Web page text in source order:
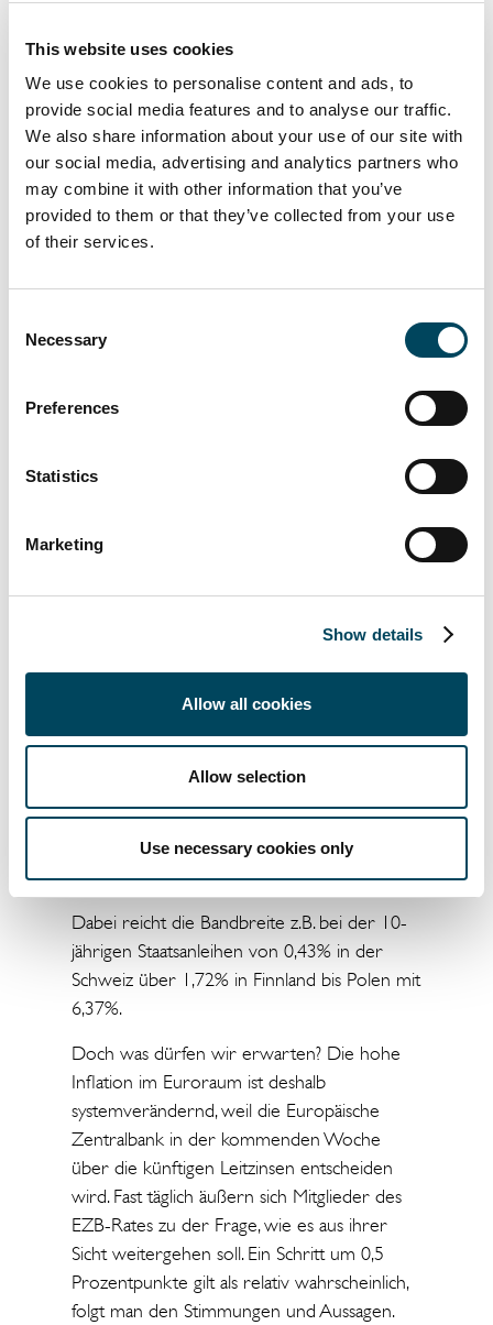
This website uses cookies
We use cookies to personalise content and ads, to
provide social media features and to analyse our traffic.
We also share information about your use of our site with
our social media, advertising and analytics partners who
may combine it with other information that you’ve
provided to them or that they’ve collected from your use
of their services.
Selection
Necessary
Preferences
Statistics
Marketing
Show details
Allow all cookies
Allow selection
Use necessary cookies only
Markt Kreditfonds zu einem immer
geworden sind. Auch hier brechen
die traditionellen Strukturen weiter
auf.
In der aktuellen Ausgabe des Catella Finance
Focus möchte wir auch einen Überblick
„Catella Ländern“ anhand der Indikatoren
Zinssatz Staatsanleihe 10 J. year-to-
year Veränderung in Basispunkten:
Durchschnitt ausgewählte „Catella
Länder“: 203 Bps (Gesamter
Dabei reicht die Bandbreite z.B. bei der 10-
jährigen Staatsanleihen von 0,43% in der
Schweiz über 1,72% in Finnland bis Polen mit
6,37%.
Doch was dürfen wir erwarten? Die hohe
Inflation im Euroraum ist deshalb
systemverändernd, weil die Europäische
Zentralbank in der kommenden Woche
über die künftigen Leitzinsen entscheiden
wird. Fast täglich äußern sich Mitglieder des
EZB-Rates zu der Frage, wie es aus ihrer
Sicht weitergehen soll. Ein Schritt um 0,5
Prozentpunkte gilt als relativ wahrscheinlich,
folgt man den Stimmungen und Aussagen.